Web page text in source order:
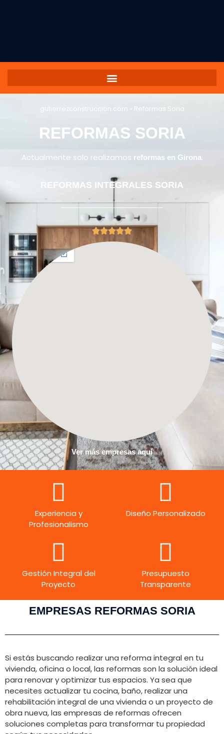
gutierrezconstruccion.com » Reformas Soria
REFORMAS SORIA
Actualmente solo realizamos reformas en Girona.
REFORMAS INTEGRALES SORIA
Ver más empresas aquí
Experiencia y
Profesionalismo
Diseño Personalizado
Gestión Integral del
Proyecto
Presupuesto
Transparente
EMPRESAS REFORMAS SORIA
Si estás buscando realizar una reforma integral en tu
vivienda, oficina o local, las reformas son la solución ideal
para renovar y optimizar tus espacios. Ya sea que
necesites actualizar tu cocina, baño, realizar una
rehabilitación integral de una vivienda o un proyecto de
obra nueva, las empresas de reformas ofrecen
soluciones completas para transformar tu propiedad